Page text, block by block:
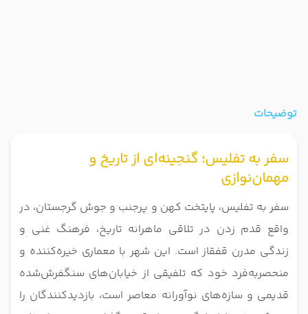
توضیحات
سفر به تفلیس؛ گنجینه‌ای از تاریخ و
مهمان‌نوازی
سفر به تفلیس، پایتخت کهن و پرجنب‌ و جوش گرجستان، در
واقع قدم زدن در تلاقی ماهرانه تاریخ، فرهنگ غنی و
زندگی مدرن قفقاز است. این شهر با معماری خیره‌کننده و
منحصربه‌فرد خود که تلفیقی از خیابان‌های سنگفرش‌شده
قدیمی و سازه‌های نوآورانه معاصر است، بازدیدکنندگان را